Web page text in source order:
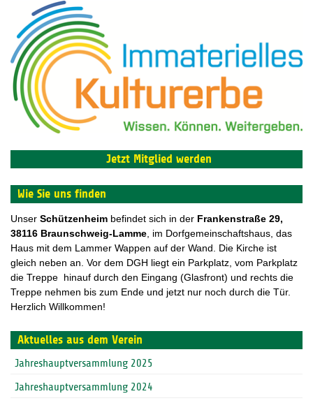
Jetzt Mitglied werden
Wie Sie uns finden
Unser Schützenheim befindet sich in der Frankenstraße 29,
38116 Braunschweig-Lamme , im Dorfgemeinschaftshaus, das
Haus mit dem Lammer Wappen auf der Wand. Die Kirche ist
gleich neben an. Vor dem DGH liegt ein Parkplatz, vom Parkplatz
die Treppe hinauf durch den Eingang (Glasfront) und rechts die
Treppe nehmen bis zum Ende und jetzt nur noch durch die Tür.
Herzlich Willkommen!
Aktuelles aus dem Verein
Jahreshauptversammlung 2025
Jahreshauptversammlung 2024